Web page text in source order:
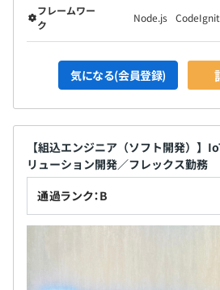
フレームワー
ク
Node.js
気になる(会員登録)
【組込エンジニア（ソフト開発）】
リューション開発／フレックス勤務
通過ランク：B